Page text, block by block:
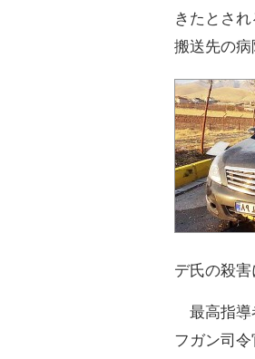
きたとさ
搬送先の病
デ氏の殺
最高指導
フガン司